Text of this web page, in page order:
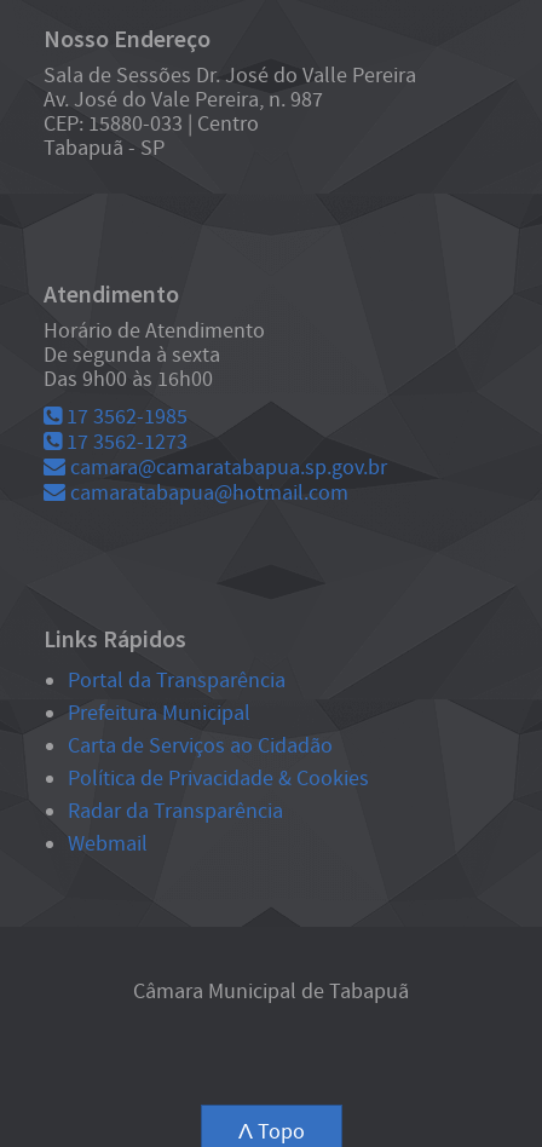
Nosso Endereço
Sala de Sessões Dr. José do Valle Pereira
Av. José do Vale Pereira, n. 987
CEP: 15880-033 | Centro
Tabapuã - SP
Atendimento
Horário de Atendimento
De segunda à sexta
Das 9h00 às 16h00
17 3562-1985
17 3562-1273
camara@camaratabapua.sp.gov.br
camaratabapua@hotmail.com
Links Rápidos
Portal da Transparência
Prefeitura Municipal
Carta de Serviços ao Cidadão
Política de Privacidade & Cookies
Radar da Transparência
Webmail
Câmara Municipal de Tabapuã
Ʌ Topo